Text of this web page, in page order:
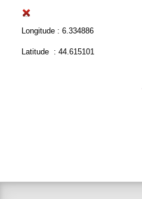
Longitude : 6.334886
Latitude : 44.615101